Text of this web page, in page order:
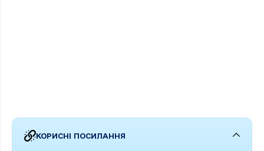
КОРИСНІ ПОСИЛАННЯ